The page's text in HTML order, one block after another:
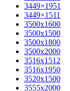
3449×1951
3449×1511
3500x1600
3500х1500
3500х1800
3500х2000
3516х1512
3516х1950
3520х1500
3555х2000